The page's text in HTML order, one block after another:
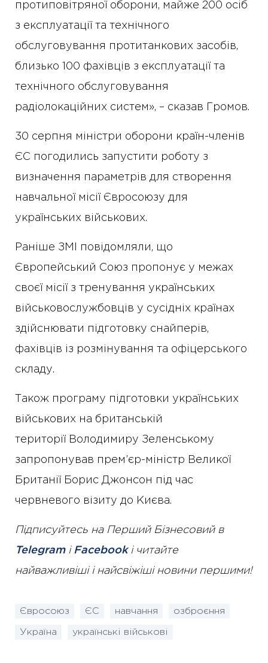
протиповітряної оборони, майже 200 осіб
з експлуатації та технічного
обслуговування протитанкових засобів,
близько 100 фахівців з експлуатації та
технічного обслуговування
радіолокаційних систем», – сказав Громов.
30 серпня міністри оборони країн-членів
ЄС погодились запустити роботу з
визначення параметрів для створення
навчальної місії Євросоюзу для
українських військових.
Раніше ЗМІ повідомляли, що
Європейський Союз пропонує у межах
своєї місії з тренування українських
військовослужбовців у сусідніх країнах
здійснювати підготовку снайперів,
фахівців із розмінування та офіцерського
складу.
Також програму підготовки українських
військових на британській
території Володимиру Зеленському
запропонував прем’єр-міністр Великої
Британії Борис Джонсон під час
червневого візиту до Києва.
Підписуйтесь на Перший Бізнесовий в
Telegramі Facebookі читайте
найважливіші і найсвіжіші новини першими!
Євросоюз ЄС навчання озброєння
Україна українські військові